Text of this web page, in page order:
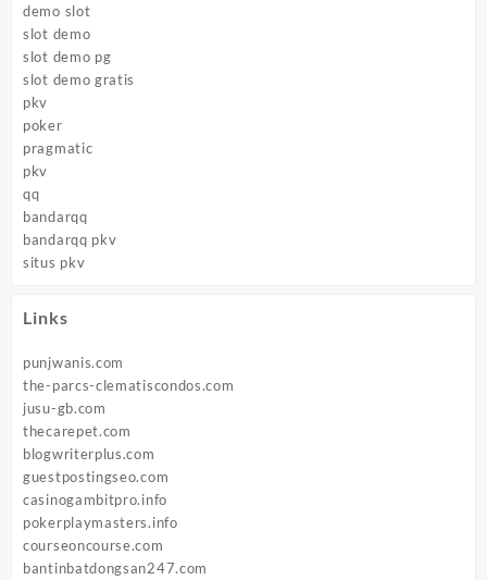
demo slot
slot demo
slot demo pg
slot demo gratis
pkv
poker
pragmatic
pkv
qq
bandarqq
bandarqq pkv
situs pkv
Links
punjwanis.com
the-parcs-clematiscondos.com
jusu-gb.com
thecarepet.com
blogwriterplus.com
guestpostingseo.com
casinogambitpro.info
pokerplaymasters.info
courseoncourse.com
bantinbatdongsan247.com